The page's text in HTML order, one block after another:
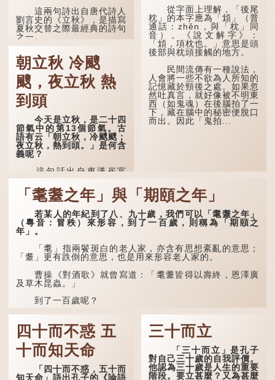
這兩句詩出自唐代詩人
劉言史的《立秋》，是描寫
夏秋交替之際最經典的詩句
之一。
《立秋》全詩如下：
茲晨戒流火，商飆早已
驚。 雲天收夏色，木
葉動秋聲。
詩的前兩句寫的是：這
一天早晨，天上的「流火」
（指大火星，象徵暑氣）開
始消退，涼爽的秋風（商
飆，即西風）已經悄然吹
起。後兩句，便是全詩的靈
魂...
朝立秋 冷颼
颼，夜立秋 熱
到頭
今天是立秋，是二十四
節氣中的第13個節氣。古
語有云「朝立秋，冷颼颼；
夜立秋，熱到頭。」是何含
義呢？
這句話出自東漢崔寔
《四民月令》：「朝立秋，
冷颼颼；夜立秋，熱到
頭」。到了清代，顧祿在
《清嘉錄》中記錄蘇州風俗
時，也引用了這句諺語。不
過當地百姓的口頭說法是
「朝立秋，渹颼颼；夜立
有不同，但意思完全一致。
準呢？它反映了古人的一種
樸素觀察：如果立秋的精
從字面上理解，「後尾
枕」的本字應為「䪴」（普
通話：zhěn，與「枕」同
音）。《說文解字》：
「䪴，項枕也。」意思是頭
後部與枕頭接觸的地方。
民間流傳有一種說法，
人會將一些不欲為人所知的
記憶藏於頸後之處。如果忽
然吐真言，就好像被不明東
西（如鬼魂）在後腦拍了一
下，藏在腦中的秘密便脫口
而出。因此「鬼拍...
「耄耋之年」與「期頤之年」
若某人的年紀到了八、九十歲，我們可以「耄耋之年」
（粵音：冒秩）來形容，到了一百歲，則稱為「期頤之
年」。
「耄」指兩鬢斑白的老人家，亦含有思想紊亂的意思；
「耋」更有跌倒的意思，也是用來形容老人家的。
曹操《對酒歌》就曾寫道：「耄耋皆得以壽終，恩澤廣
及草木昆蟲。」
到了一百歲呢？
那麼就可以稱為「期頤」。《禮記.曲禮上》：「百年曰
期頤。」鄭玄註：「期，猶要也；頤，養也。不知衣服食
味，孝子要盡養道...
四十而不惑 五
十而知天命
「四十而不惑，五十而
知天命」語出孔子的《論語
三十而立
「三十而立」是孔子
對自己三十歲的自我評價。
他認為三十歲是人生的重要
階段。要立甚麼？又為甚麼